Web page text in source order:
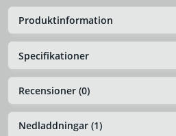
Produktinformation
Specifikationer
Recensioner (0)
Nedladdningar (1)